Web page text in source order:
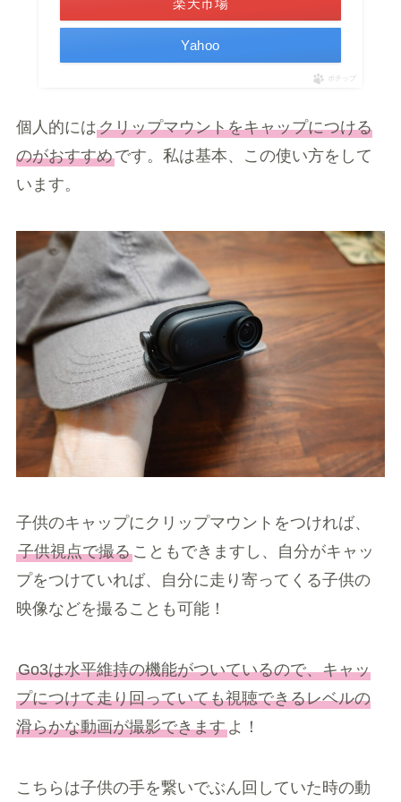
Yahoo
ポチップ
個人的にはクリップマウントをキャップにつける
のがおすすめです。私は基本、この使い方をして
います。
子供のキャップにクリップマウントをつければ、
子供視点で撮ることもできますし、自分がキャッ
プをつけていれば、自分に走り寄ってくる子供の
映像などを撮ることも可能！
Go3は水平維持の機能がついているので、キャッ
プにつけて走り回っていても視聴できるレベルの
滑らかな動画が撮影できますよ！
こちらは子供の手を繋いでぶん回していた時の動